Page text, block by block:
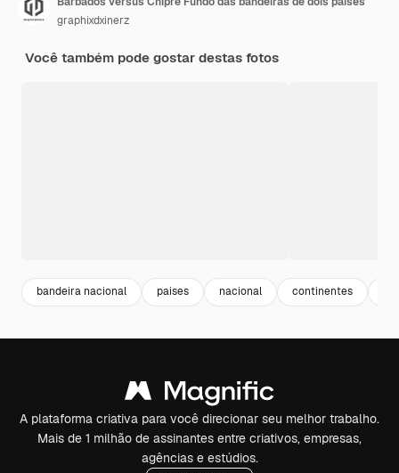
graphixdxinerz
Você também pode gostar destas fotos
bandeira nacional paises nacional continentes
A plataforma criativa para você direcionar seu melhor trabalho.
Mais de 1 milhão de assinantes entre criativos, empresas,
agências e estúdios.